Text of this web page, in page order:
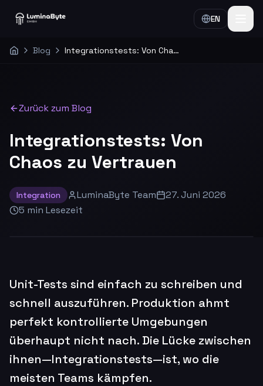
EN
Home Blog Integrationstests: Von Chaos zu Vertrauen
Zurück zum Blog
Integrationstests: Von
Chaos zu Vertrauen
Integration LuminaByte Team
27. Juni 2026
5 min Lesezeit
Unit-Tests sind einfach zu schreiben und
schnell auszuführen. Produktion ahmt
perfekt kontrollierte Umgebungen
überhaupt nicht nach. Die Lücke zwischen
ihnen—Integrationstests—ist, wo die
meisten Teams kämpfen.